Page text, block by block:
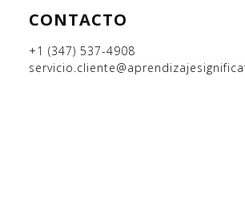
CONTACTO
+1 (347) 537-4908